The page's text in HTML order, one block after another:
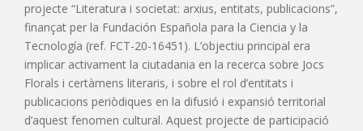
projecte “Literatura i societat: arxius, entitats, publicacions”,
finançat per la Fundación Española para la Ciencia y la
Tecnología (ref. FCT-20-16451). L’objectiu principal era
implicar activament la ciutadania en la recerca sobre Jocs
Florals i certàmens literaris, i sobre el rol d’entitats i
publicacions periòdiques en la difusió i expansió territorial
d’aquest fenomen cultural. Aquest projecte de participació